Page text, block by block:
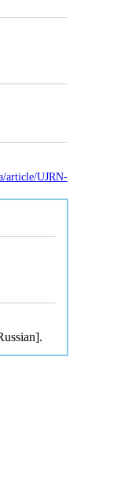
article/UJRN-